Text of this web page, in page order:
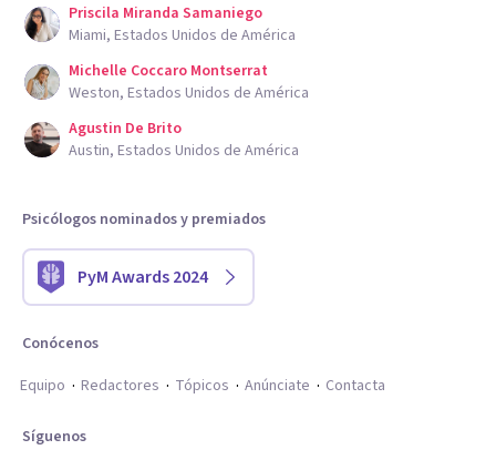
Priscila Miranda Samaniego
Miami, Estados Unidos de América
Michelle Coccaro Montserrat
Weston, Estados Unidos de América
Agustin De Brito
Austin, Estados Unidos de América
Psicólogos nominados y premiados
PyM Awards 2024
Conócenos
Equipo
Redactores Tópicos Anúnciate Contacta
Síguenos